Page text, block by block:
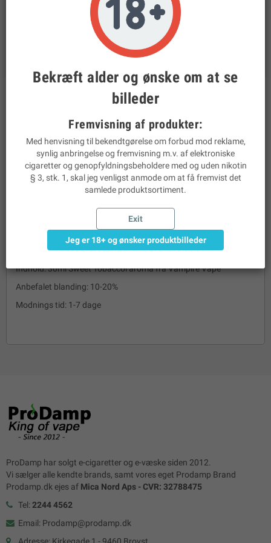
prodamp@prodamp.dk
PRODUKTINFORMATION
SWEET TOBACCO AROMA FRA
VAMPIRE VAPE
SWEET TOBACCOfra Vampire Vape er til dig der ønsker en
klassisk tobak smag med en god smag til din ecigaret.
Smag: Sweet Tobacco
Emballage: 30ml flaske med børnesikring
Indhold: 30ml Sweet Tobaccol aroma fra Vampire Vape
Anbefalet blanding: 10-20%
Modnings tid: 1-7 dage
ProDamp har solgt e-cigaretter og e-væske siden 2012.
Vi sælger alle kendte brands, samt vores eget Prodamp Brand
Prodamp.dk ejes af Mica Nord Aps - CVR: 32788475
Tel:2244 4562
Email: Prodamp@prodamp.dk
Adresse: Kirkegade 1 - 9460 Brovst
Bekræft alder og ønske om at se
billeder
Fremvisning af produkter:
Med henvisning til bekendtgørelse om forbud mod reklame,
synlig anbringelse og fremvisning m.v. af elektroniske
cigaretter og genopfyldningsbeholdere med og uden nikotin
§ 3, stk. 1, skal jeg venligst anmode om at få fremvist det
samlede produktsortiment.
Exit
Jeg er 18+ og ønsker produktbilleder